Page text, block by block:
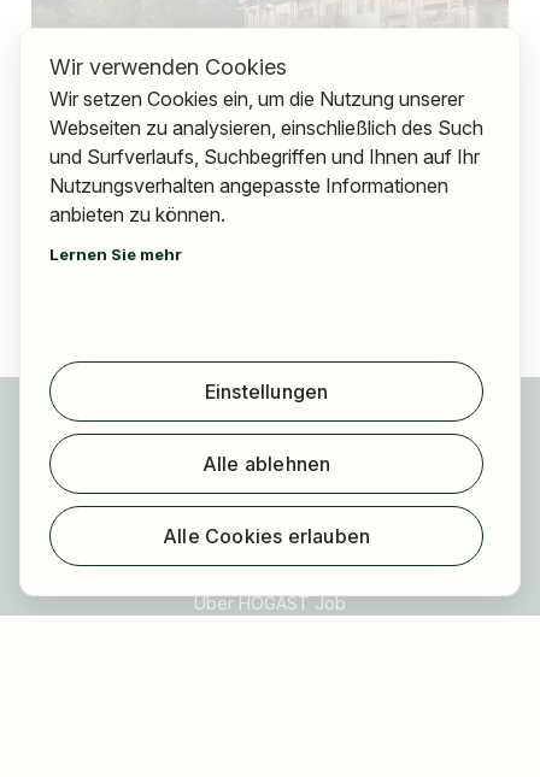
Mazaggs Alpenhof am Achensee
Ausgeschriebene Jobs 9
,
Für Bewerber
Jobs finden
Arbeitgeber finden
Registrierung
Für Arbeitgeber
Über HOGAST Job
Wir verwenden Cookies
Wir setzen Cookies ein, um die Nutzung unserer
Webseiten zu analysieren, einschließlich des Such
und Surfverlaufs, Suchbegriffen und Ihnen auf Ihr
Nutzungsverhalten angepasste Informationen
anbieten zu können.
Lernen Sie mehr
Einstellungen
Alle ablehnen
Alle Cookies erlauben